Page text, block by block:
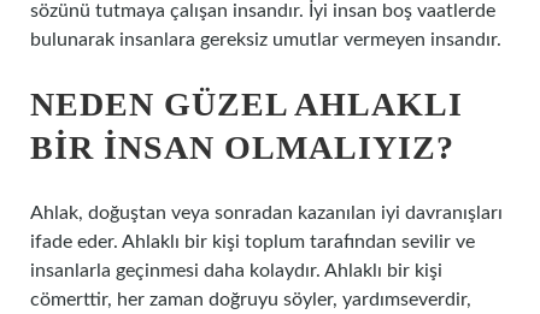
sözünü tutmaya çalışan insandır. İyi insan boş vaatlerde
bulunarak insanlara gereksiz umutlar vermeyen insandır.
NEDEN GÜZEL AHLAKLI
BIR INSAN OLMALIYIZ?
Ahlak, doğuştan veya sonradan kazanılan iyi davranışları
ifade eder. Ahlaklı bir kişi toplum tarafından sevilir ve
insanlarla geçinmesi daha kolaydır. Ahlaklı bir kişi
cömerttir, her zaman doğruyu söyler, yardımseverdir,